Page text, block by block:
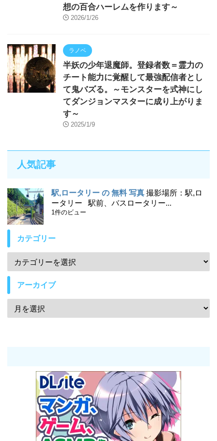
想の百合ハーレムを作ります～
2026/1/26
ラノベ
半妖の少年退魔師。登録者数＝霊力の
チート能力に覚醒して最強配信者とし
て鬼バズる。～モンスターを式神にし
てダンジョンマスターに成り上がりま
す～
2025/1/9
人気記事
駅,ロータリー の 無料 写真 撮影場所：駅,ロ
ータリー 駅前、バスロータリー...
1件のビュー
カテゴリー
アーカイブ